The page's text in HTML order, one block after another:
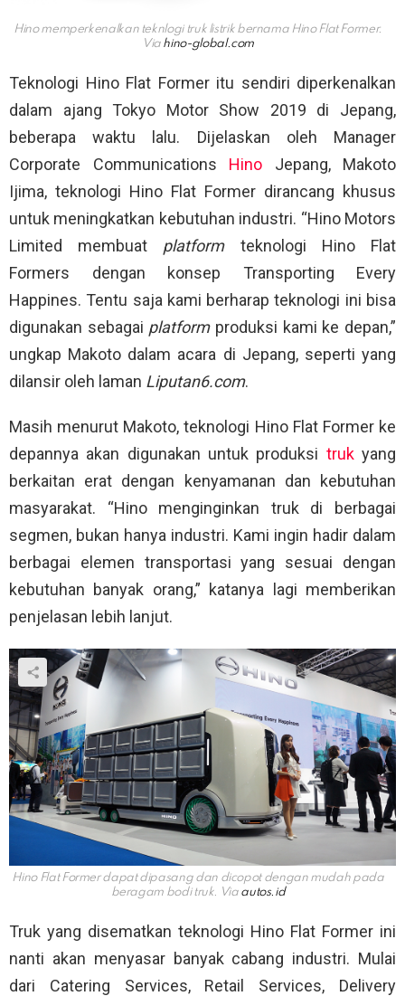
Hino memperkenalkan teknlogi truk listrik bernama Hino Flat Former.
Via hino-global.com
Teknologi Hino Flat Former itu sendiri diperkenalkan
dalam ajang Tokyo Motor Show 2019 di Jepang,
beberapa waktu lalu. Dijelaskan oleh Manager
Corporate Communications Hino Jepang, Makoto
Ijima, teknologi Hino Flat Former dirancang khusus
untuk meningkatkan kebutuhan industri. “Hino Motors
Limited membuat platformteknologi Hino Flat
Formers dengan konsep Transporting Every
Happines. Tentu saja kami berharap teknologi ini bisa
digunakan sebagai platformproduksi kami ke depan,”
ungkap Makoto dalam acara di Jepang, seperti yang
dilansir oleh laman Liputan6.com.
Masih menurut Makoto, teknologi Hino Flat Former ke
depannya akan digunakan untuk produksi trukyang
berkaitan erat dengan kenyamanan dan kebutuhan
masyarakat. “Hino menginginkan truk di berbagai
segmen, bukan hanya industri. Kami ingin hadir dalam
berbagai elemen transportasi yang sesuai dengan
kebutuhan banyak orang,” katanya lagi memberikan
penjelasan lebih lanjut.
Hino Flat Former dapat dipasang dan dicopot dengan mudah pada
beragam bodi truk. Via autos.id
Truk yang disematkan teknologi Hino Flat Former ini
nanti akan menyasar banyak cabang industri. Mulai
dari Catering Services, Retail Services, Delivery